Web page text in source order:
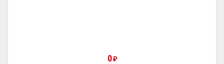
0₽